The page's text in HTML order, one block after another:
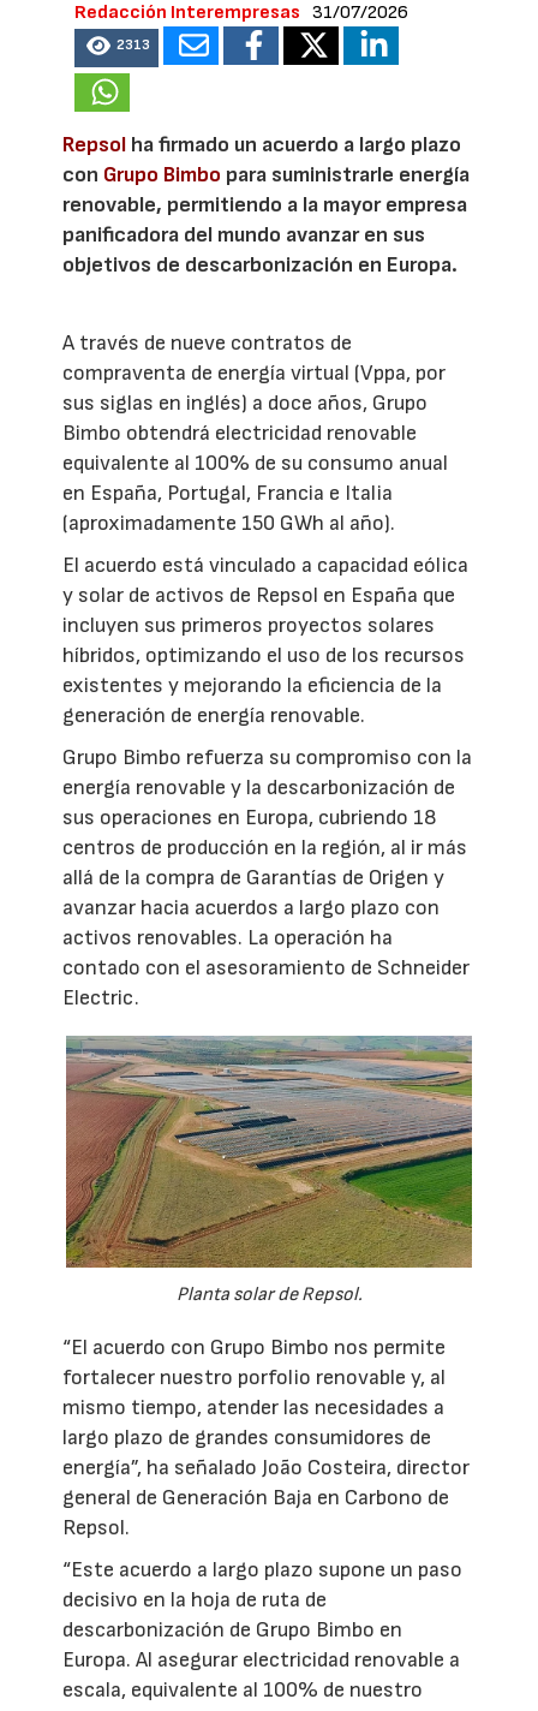
Redacción Interempresas 31/07/2026
2313
Repsol ha firmado un acuerdo a largo plazo
con Grupo Bimbo para suministrarle energía
renovable, permitiendo a la mayor empresa
panificadora del mundo avanzar en sus
objetivos de descarbonización en Europa.
A través de nueve contratos de
compraventa de energía virtual (Vppa, por
sus siglas en inglés) a doce años, Grupo
Bimbo obtendrá electricidad renovable
equivalente al 100% de su consumo anual
en España, Portugal, Francia e Italia
(aproximadamente 150 GWh al año).
El acuerdo está vinculado a capacidad eólica
y solar de activos de Repsol en España que
incluyen sus primeros proyectos solares
híbridos, optimizando el uso de los recursos
existentes y mejorando la eficiencia de la
generación de energía renovable.
Grupo Bimbo refuerza su compromiso con la
energía renovable y la descarbonización de
sus operaciones en Europa, cubriendo 18
centros de producción en la región, al ir más
allá de la compra de Garantías de Origen y
avanzar hacia acuerdos a largo plazo con
activos renovables. La operación ha
contado con el asesoramiento de Schneider
Electric.
Planta solar de Repsol.
“El acuerdo con Grupo Bimbo nos permite
fortalecer nuestro porfolio renovable y, al
mismo tiempo, atender las necesidades a
largo plazo de grandes consumidores de
energía”, ha señalado João Costeira, director
general de Generación Baja en Carbono de
Repsol.
“Este acuerdo a largo plazo supone un paso
decisivo en la hoja de ruta de
descarbonización de Grupo Bimbo en
Europa. Al asegurar electricidad renovable a
escala, equivalente al 100% de nuestro